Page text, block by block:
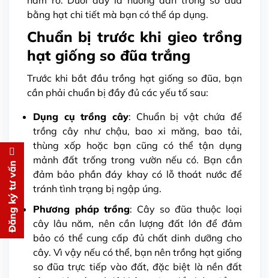
bằng hạt chi tiết mà bạn có thể áp dụng.
Chuẩn bị trước khi gieo trồng
hạt giống so đũa trắng
Trước khi bắt đầu trồng hạt giống so đũa, bạn
cần phải chuẩn bị đầy đủ các yếu tố sau:
Dụng cụ trồng cây: Chuẩn bị vật chứa để
trồng cây như chậu, bao xi măng, bao tải,
thùng xốp hoặc bạn cũng có thể tận dụng
mảnh đất trống trong vườn nếu có. Bạn cần
đảm bảo phần đáy khay có lỗ thoát nước để
tránh tình trạng bị ngập úng.
Phương pháp trồng: Cây so đũa thuộc loại
cây lâu năm, nên cần lượng đất lớn để đảm
bảo có thể cung cấp đủ chất dinh dưỡng cho
cây. Vì vậy nếu có thể, bạn nên trồng hạt giống
so đũa trực tiếp vào đất, đặc biệt là nền đất
Đăng ký tư vấn Đăng ký tư vấn
Chúng tôi sẽ gọi lại tư vấnMIỄN
PHÍ
cho bạn ngay lập tức